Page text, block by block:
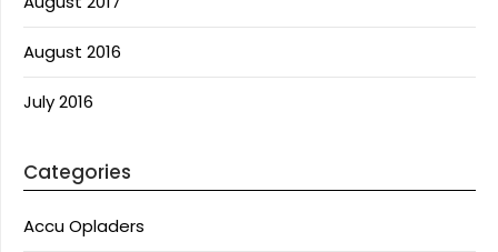
August 2016
July 2016
Categories
Accu Opladers